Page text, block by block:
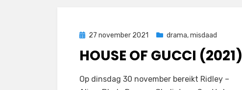
Geplaatst
27 november 2021 drama,misdaad
HOUSE OF GUCCI (2021)
doorFilmofiel.nl
Op dinsdag 30 november bereikt Ridley –